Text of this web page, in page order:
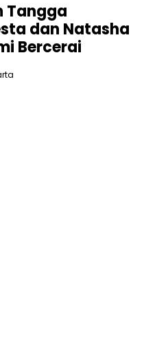
Tangga
dan Natasha
Bercerai